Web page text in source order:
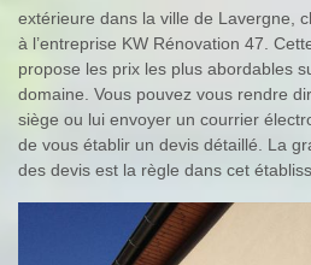
extérieure dans la ville de Lavergne,
à l’entreprise KW Rénovation 47.
propose les prix les plus abordables
domaine. Vous pouvez vous rendre
siège ou lui envoyer un courrier
de vous établir un devis détaillé. La
des devis est la règle dans cet